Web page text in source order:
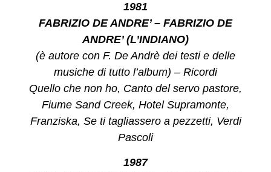
1981
FABRIZIO DE ANDRE’ – FABRIZIO DE
ANDRE’ (L’INDIANO)
(è autore con F. De Andrè dei testi e delle
musiche di tutto l’album) – Ricordi
Quello che non ho, Canto del servo pastore,
Fiume Sand Creek, Hotel Supramonte,
Franziska, Se ti tagliassero a pezzetti, Verdi
Pascoli
1987